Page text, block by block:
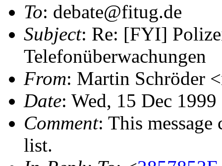
To: debate@fitug.de
Subject: Re: [FYI]
Telefonüberwachungen
From: Martin Schröder
Date: Wed, 15 Dec
Comment: This
list.